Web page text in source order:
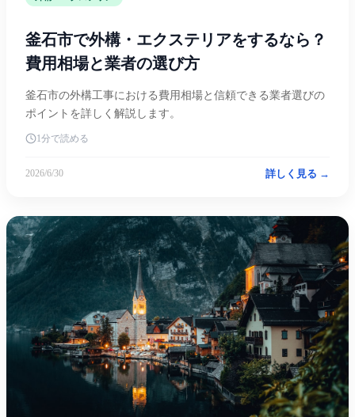
釜石市で外構・エクステリアをするなら？
費用相場と業者の選び方
釜石市の外構工事における費用相場と信頼できる業者選びの
ポイントを詳しく解説します。
1分で読める
2026/6/30 詳しく見る →